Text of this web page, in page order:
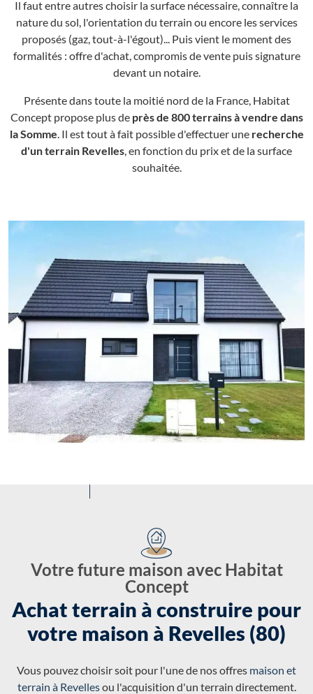
Il faut entre autres choisir la surface nécessaire, connaître la
nature du sol, l'orientation du terrain ou encore les services
proposés (gaz, tout-à-l'égout)... Puis vient le moment des
formalités : offre d'achat, compromis de vente puis signature
devant un notaire.
Présente dans toute la moitié nord de la France, Habitat
Concept propose plus de près de 800 terrains à vendre dans
la Somme. Il est tout à fait possible d'effectuer une recherche
d'un terrain Revelles, en fonction du prix et de la surface
souhaitée.
Votre future maison avec Habitat
Concept
Achat terrain à construire pour
votre maison à Revelles (80)
Vous pouvez choisir soit pour l'une de nos offres maison et
terrain à Revellesou l'acquisition d'un terrain directement.